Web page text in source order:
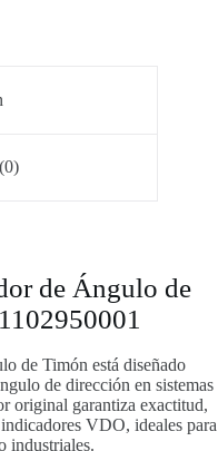
de Ángulo de
de Timón está diseñado
de dirección en sistemas
original garantiza exactitud,
VDO, ideales para
industriales.